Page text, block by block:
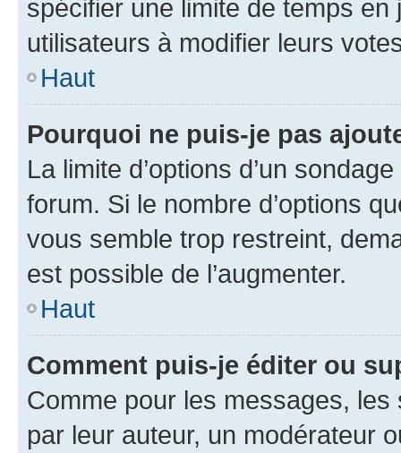
spécifier une limite de temps
utilisateurs à modifier leurs
Haut
Pourquoi ne puis-je pas
La limite d’options d’un
forum. Si le nombre d’options
vous semble trop restreint,
est possible de l’augmenter.
Haut
Comment puis-je éditer ou
Comme pour les messages,
par leur auteur, un modérateur